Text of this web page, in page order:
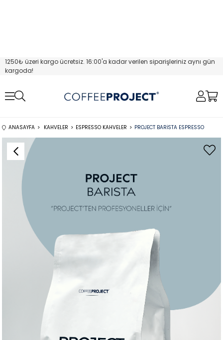
1250₺ üzeri kargo ücretsiz. 16:00'a kadar verilen siparişleriniz aynı gün
kargoda!
ANASAYFA KAHVELER ESPRESSO KAHVELER PROJECT BARISTA ESPRESSO